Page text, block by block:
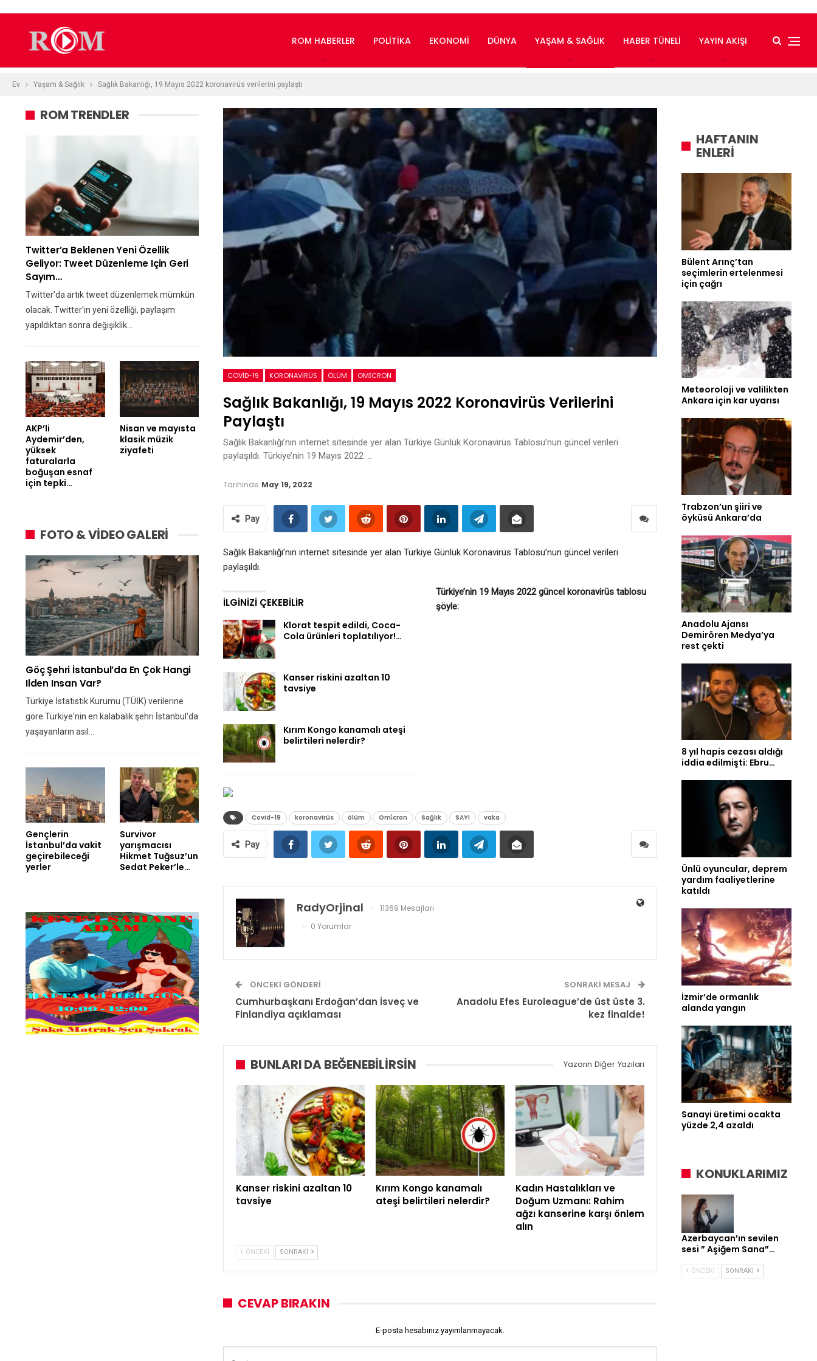
ROM HABERLER POLITIKA EKONOMI DÜNYA YAŞAM & SAĞLIK HABER TÜNELI YAYIN AKIŞI
Ev Yaşam & Sağlık Sağlık Bakanlığı, 19 Mayıs 2022 koronavirüs verilerini paylaştı
COVID-19 KORONAVIRÜS ÖLÜM OMİCRON
Sağlık Bakanlığı, 19 Mayıs 2022 Koronavirüs Verilerini
Paylaştı
Sağlık Bakanlığı’nın internet sitesinde yer alan Türkiye Günlük Koronavirüs Tablosu’nun güncel verileri
paylaşıldı. Türkiye’nin 19 Mayıs 2022 …
Tarihinde May 19, 2022
Pay
Sağlık Bakanlığı’nın internet sitesinde yer alan Türkiye Günlük Koronavirüs Tablosu’nun güncel verileri
paylaşıldı.
İLGINIZI ÇEKEBILIR
Klorat tespit edildi, Coca-
Cola ürünleri toplatılıyor!…
Kanser riskini azaltan 10
tavsiye
Kırım Kongo kanamalı ateşi
belirtileri nelerdir?
Türkiye’nin 19 Mayıs 2022 güncel koronavirüs tablosu
şöyle:
Covid-19 koronavirüs ölüm Omi̇cron Sağlık SAYI vaka
Pay
RadyOrjinal
11369 Mesajları
0 Yorumlar
ÖNCEKI GÖNDERI
Cumhurbaşkanı Erdoğan’dan İsveç ve
Finlandiya açıklaması
SONRAKI MESAJ
Anadolu Efes Euroleague’de üst üste 3.
kez finalde!
BUNLARI DA BEĞENEBILIRSIN Yazarın Diğer Yazıları
Kanser riskini azaltan 10
tavsiye
Kırım Kongo kanamalı
ateşi belirtileri nelerdir?
Kadın Hastalıkları ve
Doğum Uzmanı: Rahim
ağzı kanserine karşı önlem
alın
ÖNCEKI SONRAKI
CEVAP BIRAKIN
E-posta hesabınız yayımlanmayacak.
ROM TRENDLER
Twitter’a Beklenen Yeni Özellik
Geliyor: Tweet Düzenleme Için Geri
Sayım…
Twitter’da artık tweet düzenlemek mümkün
olacak. Twitter'ın yeni özelliği, paylaşım
yapıldıktan sonra değişiklik…
AKP’li
Aydemir’den,
yüksek
faturalarla
boğuşan esnaf
için tepki…
Nisan ve mayısta
klasik müzik
ziyafeti
FOTO & VİDEO GALERİ
Göç Şehri İstanbul’da En Çok Hangi
Ilden Insan Var?
Türkiye İstatistik Kurumu (TÜİK) verilerine
göre Türkiye'nin en kalabalık şehri İstanbul'da
yaşayanların asıl…
Gençlerin
İstanbul’da vakit
geçirebileceği
yerler
Survivor
yarışmacısı
Hikmet Tuğsuz’un
Sedat Peker’le…
HAFTANIN
ENLERİ
Bülent Arınç’tan
seçimlerin ertelenmesi
için çağrı
Meteoroloji ve valilikten
Ankara için kar uyarısı
Trabzon’un şiiri ve
öyküsü Ankara’da
Anadolu Ajansı
Demirören Medya’ya
rest çekti
8 yıl hapis cezası aldığı
iddia edilmişti: Ebru…
Ünlü oyuncular, deprem
yardım faaliyetlerine
katıldı
İzmir’de ormanlık
alanda yangın
Sanayi üretimi ocakta
yüzde 2,4 azaldı
KONUKLARIMIZ
Azerbaycan’ın sevilen
sesi ” Aşiğem Sana”…
ÖNCEKI SONRAKI